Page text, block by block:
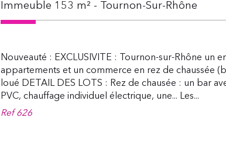
Immeuble 153 m² - Tournon-Sur-Rhône
Nouveauté : EXCLUSIVITE : Tournon-sur-Rhône un
appartements et un commerce en rez de chaussée
loué DETAIL DES LOTS : Rez de chausée : un bar
PVC, chauffage individuel électrique, une... Les...
Ref626